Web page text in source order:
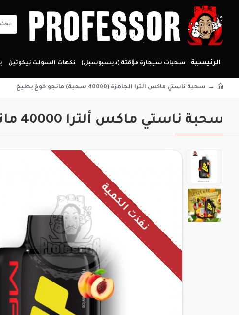
الرئيسية سحبات سيجارة مؤقتة (ديسبوسبل) نكهات السولت نيكوتين
سحبة ناستي ماكس الترا الجاهزة (40000 سحبة) مانجو خوخ بطيخ
سحبة ناستي ماكس ألترا 40000 مانجو خوخ بطيخ – 50 / 20 نيكوتين
نفذت الكمية